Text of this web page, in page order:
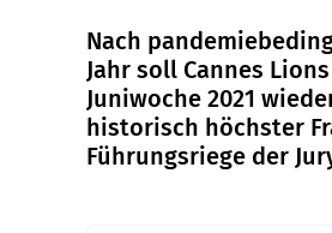
Nach
Jahr soll Cannes
Juniwoche 2021
historisch höchster
Führungsriege der